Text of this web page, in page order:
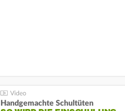
Handgemachte Schultüten